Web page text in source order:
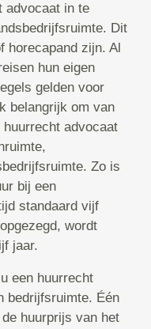
advocaat in te
Dit
horecapand zijn. Al
hun eigen
gelden voor
belangrijk om van
advocaat
Zo is
bij een
standaard vijf
wordt
jaar.
een huurrecht
bedrijfsruimte. Één
huurprijs van het